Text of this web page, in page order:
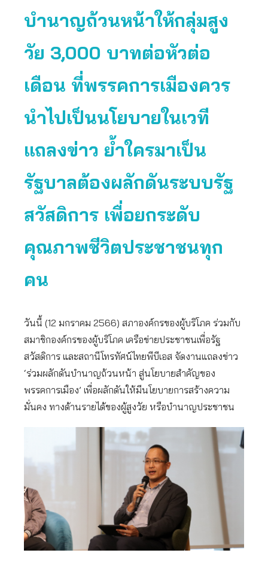
บำนาญถ้วนหน้าให้กลุ่มสูง
วัย 3,000 บาทต่อหัวต่อ
เดือน ที่พรรคการเมืองควร
นำไปเป็นนโยบายในเวที
แถลงข่าว ย้ำใครมาเป็น
รัฐบาลต้องผลักดันระบบรัฐ
สวัสดิการ เพื่อยกระดับ
คุณภาพชีวิตประชาชนทุก
คน
วันนี้ (12 มกราคม 2566) สภาองค์กรของผู้บริโภค ร่วมกับ
สมาชิกองค์กรของผู้บริโภค เครือข่ายประชาชนเพื่อรัฐ
สวัสดิการ และสถานีโทรทัศน์ไทยพีบีเอส จัดงานแถลงข่าว
‘ร่วมผลักดันบำนาญถ้วนหน้า สู่นโยบายสำคัญของ
พรรคการเมือง’ เพื่อผลักดันให้มีนโยบายการสร้างความ
มั่นคง ทางด้านรายได้ของผู้สูงวัย หรือบำนาญประชาชน